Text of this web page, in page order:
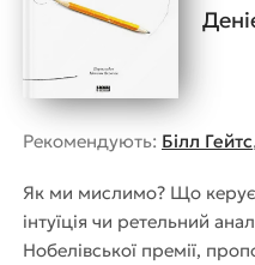
Рекомендують: Білл Гейтс,
Як ми мислимо? Що
інтуїція чи ретельний
Нобелівської премії,